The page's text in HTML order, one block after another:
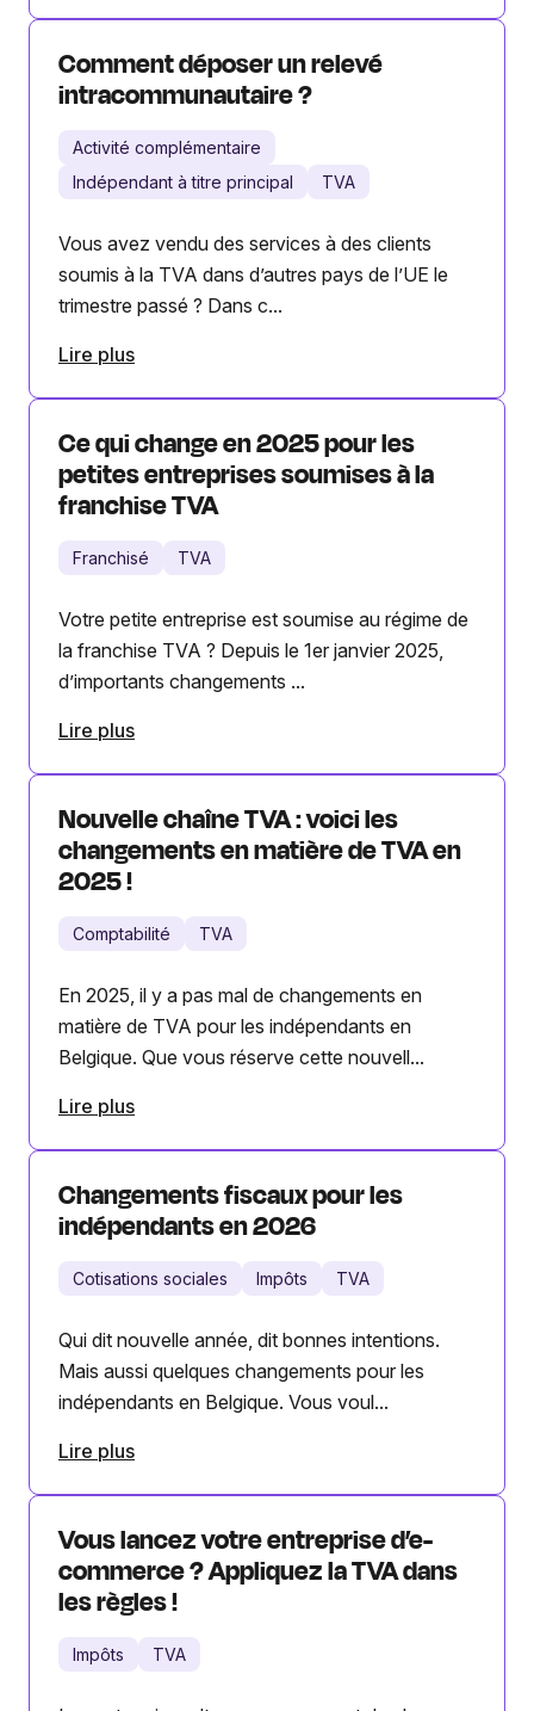
Comment déposer un relevé
intracommunautaire ?
Activité complémentaire
Indépendant à titre principal
TVA
Vous avez vendu des services à des clients
soumis à la TVA dans d’autres pays de l’UE le
trimestre passé ? Dans c...
Lire plus
Ce qui change en 2025 pour les
petites entreprises soumises à la
franchise TVA
Franchisé TVA
Votre petite entreprise est soumise au régime de
la franchise TVA ? Depuis le 1er janvier 2025,
d’importants changements ...
Lire plus
Nouvelle chaîne TVA : voici les
changements en matière de TVA en
2025 !
Comptabilité TVA
En 2025, il y a pas mal de changements en
matière de TVA pour les indépendants en
Belgique. Que vous réserve cette nouvell...
Lire plus
Changements fiscaux pour les
indépendants en 2026
Cotisations sociales Impôts TVA
Qui dit nouvelle année, dit bonnes intentions.
Mais aussi quelques changements pour les
indépendants en Belgique. Vous voul...
Lire plus
Vous lancez votre entreprise d’e-
commerce ? Appliquez la TVA dans
les règles !
Impôts TVA